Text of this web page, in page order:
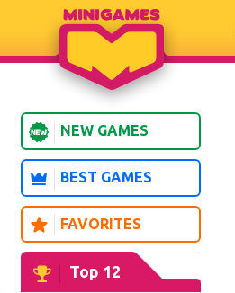
NEW GAMES
BEST GAMES
FAVORITES
Top 12